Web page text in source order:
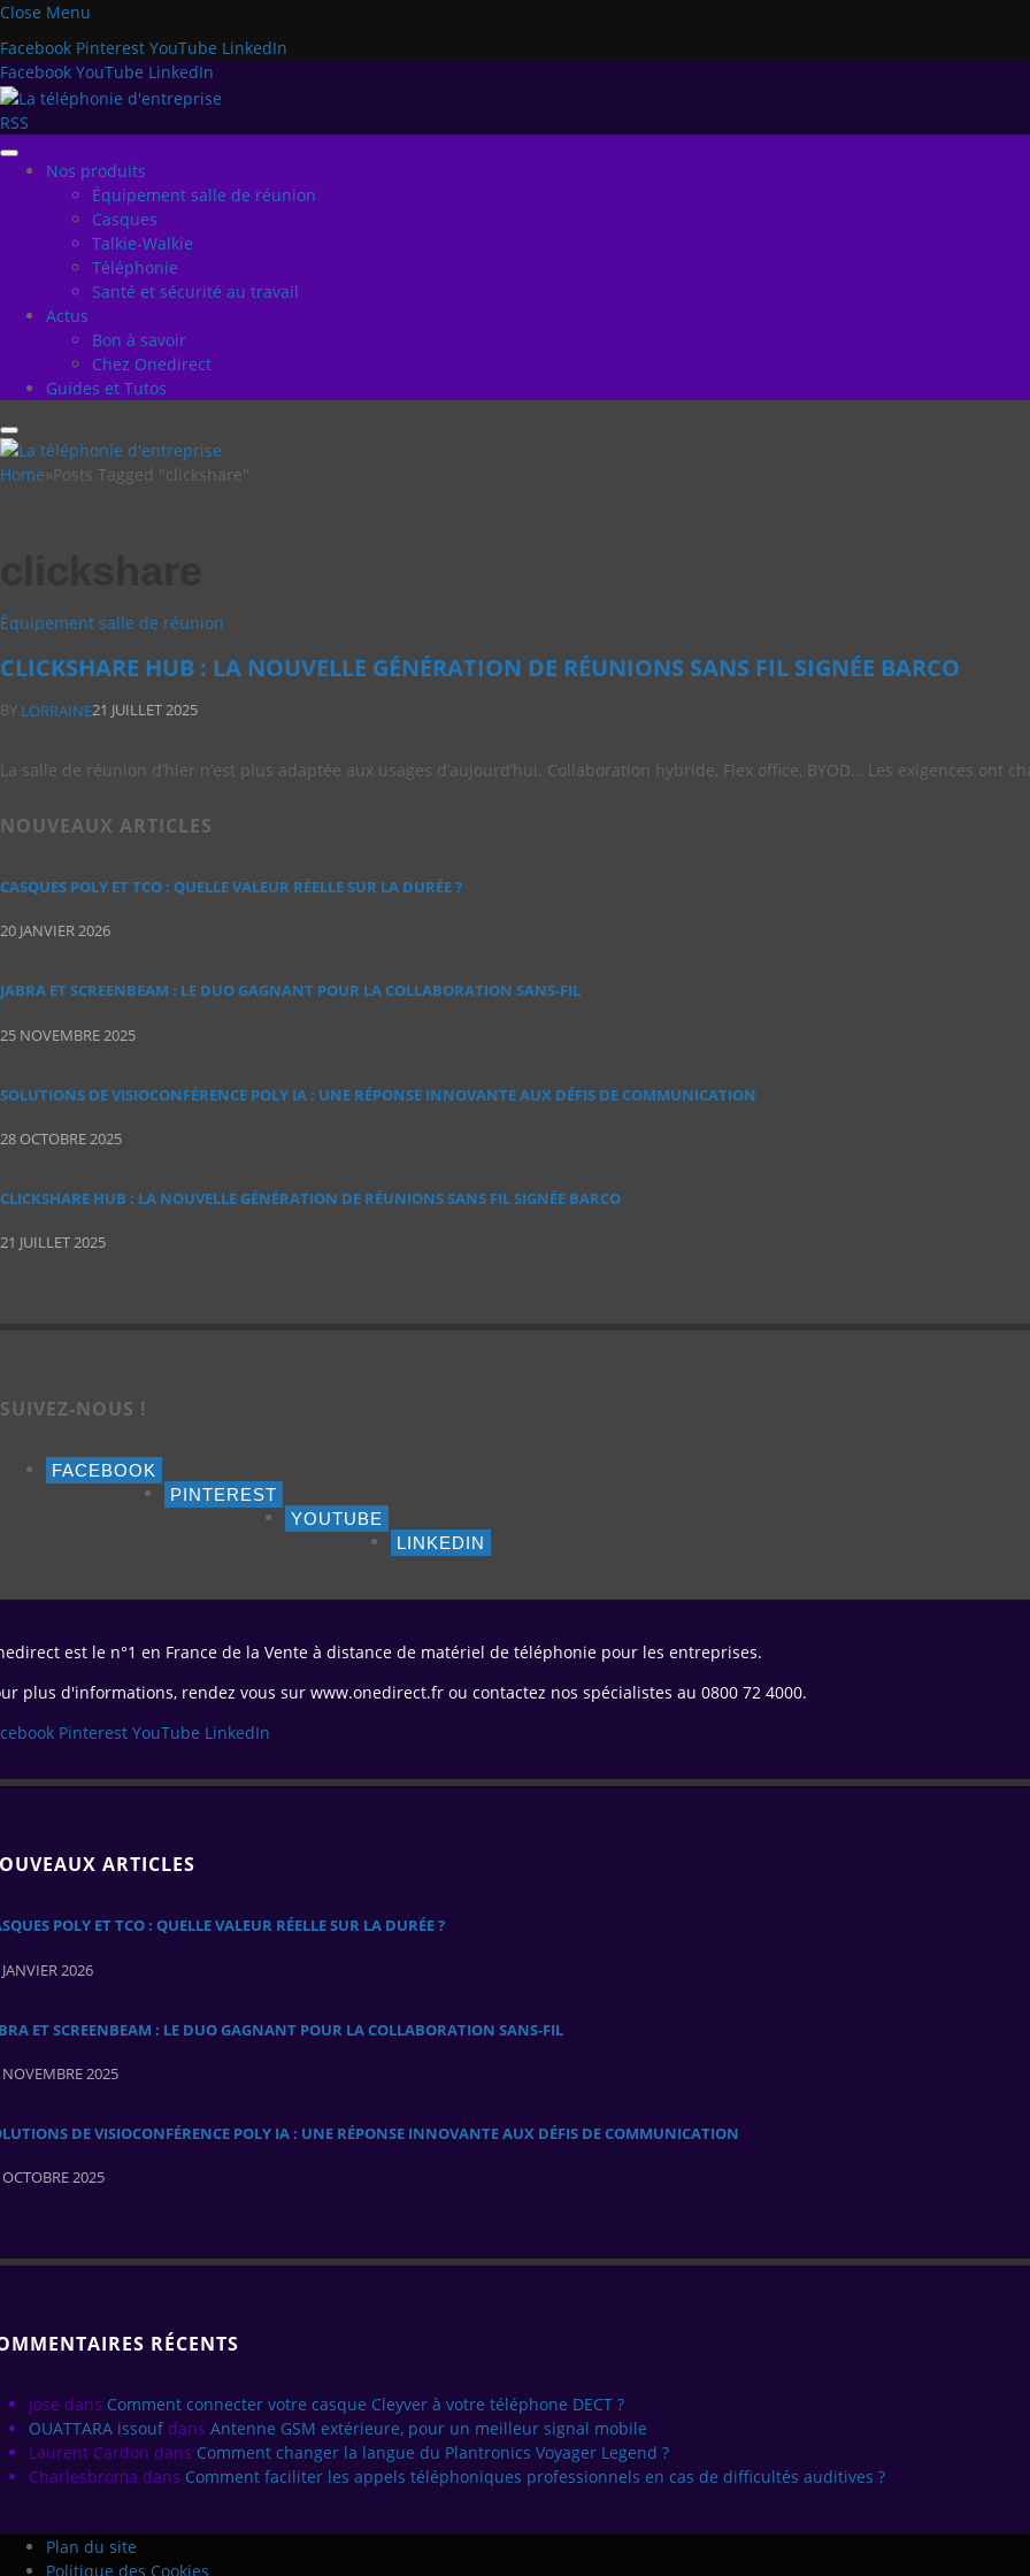
Close Menu
Facebook Pinterest YouTube LinkedIn
Facebook YouTube LinkedIn
RSS
Nos produits
Équipement salle de réunion
Casques
Talkie-Walkie
Téléphonie
Santé et sécurité au travail
Actus
Bon à savoir
Chez Onedirect
Guides et Tutos
Home»Posts Tagged "clickshare"
Équipement salle de réunion
CLICKSHARE HUB : LA NOUVELLE GÉNÉRATION DE RÉUNIONS SANS FIL SIGNÉE BARCO
BY LORRAINE21 JUILLET 2025
La salle de réunion d’hier n’est plus adaptée aux usages d’aujourd’hui. Collaboration hybride, Flex office, BYOD… Les exigences ont
NOUVEAUX ARTICLES
CASQUES POLY ET TCO : QUELLE VALEUR RÉELLE SUR LA DURÉE ?
20 JANVIER 2026
JABRA ET SCREENBEAM : LE DUO GAGNANT POUR LA COLLABORATION SANS‑FIL
25 NOVEMBRE 2025
SOLUTIONS DE VISIOCONFÉRENCE POLY IA : UNE RÉPONSE INNOVANTE AUX DÉFIS DE COMMUNICATION
28 OCTOBRE 2025
CLICKSHARE HUB : LA NOUVELLE GÉNÉRATION DE RÉUNIONS SANS FIL SIGNÉE BARCO
21 JUILLET 2025
SUIVEZ-NOUS !
FACEBOOK
PINTEREST
YOUTUBE
LINKEDIN
est le n°1 en France de la Vente à distance de matériel de téléphonie pour les entreprises.
plus d'informations, rendez vous sur www.onedirect.fr ou contactez nos spécialistes au 0800 72 4000.
Pinterest YouTube LinkedIn
ARTICLES
POLY ET TCO : QUELLE VALEUR RÉELLE SUR LA DURÉE ?
2026
ET SCREENBEAM : LE DUO GAGNANT POUR LA COLLABORATION SANS‑FIL
2025
DE VISIOCONFÉRENCE POLY IA : UNE RÉPONSE INNOVANTE AUX DÉFIS DE COMMUNICATION
2025
RÉCENTS
jose dans Comment connecter votre casque Cleyver à votre téléphone DECT ?
OUATTARA issouf dans Antenne GSM extérieure, pour un meilleur signal mobile
Laurent Cardon dans Comment changer la langue du Plantronics Voyager Legend ?
Charlesbroma dans Comment faciliter les appels téléphoniques professionnels en cas de difficultés auditives ?
Plan du site
Politique des Cookies